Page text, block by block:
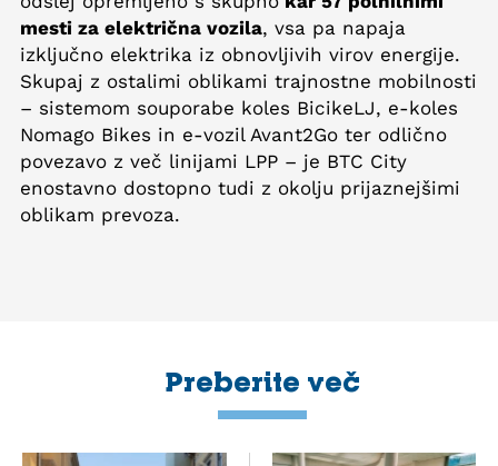
mesti za električna vozila, vsa pa napaja
izključno elektrika iz obnovljivih virov energije.
Skupaj z ostalimi oblikami trajnostne mobilnosti
– sistemom souporabe koles BicikeLJ, e-koles
Nomago Bikes in e-vozil Avant2Go ter odlično
povezavo z več linijami LPP – je BTC City
enostavno dostopno tudi z okolju prijaznejšimi
oblikam prevoza.
Preberite več